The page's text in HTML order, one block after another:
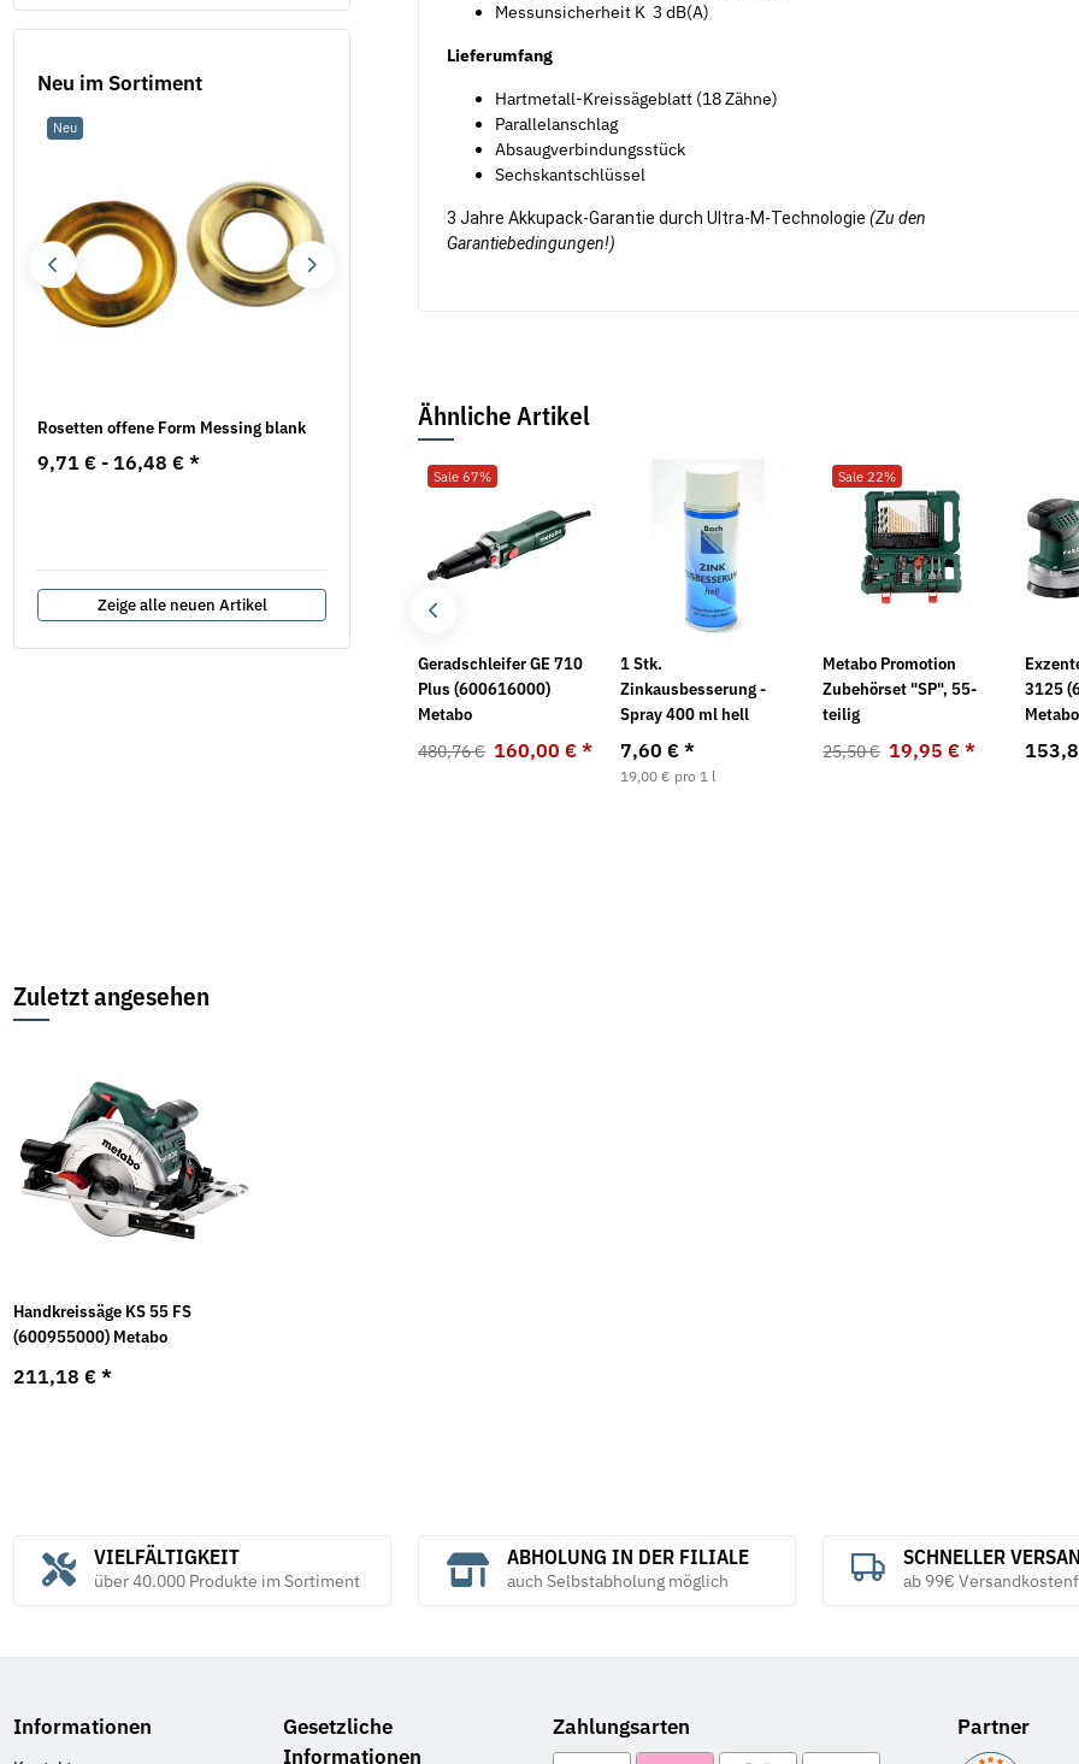
Messunsicherheit K 3 dB(A)
Lieferumfang
Hartmetall-Kreissägeblatt (18 Zähne)
Parallelanschlag
Absaugverbindungsstück
Sechskantschlüssel
3 Jahre Akkupack-Garantie durch Ultra-M-Technologie (Zu den
Garantiebedingungen!)
Ähnliche Artikel
Sale 67%
Geradschleifer GE 710
Plus (600616000)
Metabo
480,76 € 160,00 € *
1 Stk.
Zinkausbesserung -
Spray 400 ml hell
7,60 €*
19,00 € pro 1 l
Sale 22%
Metabo Promotion
Zubehörset "SP", 55-
teilig
25,50 € 19,95 € *
3125
Metabo
Neu im Sortiment
Neu
Rosetten offene Form Messing blank
9,71 € - 16,48 € *
200 Stück Fensterbankschrauben
Diamanttrennscheiben
687,82 €
Zeige alle neuen Artikel
Zuletzt angesehen
Handkreissäge KS 55 FS
(600955000) Metabo
211,18 €*
VIELFÄLTIGKEIT
über 40.000 Produkte im Sortiment
ABHOLUNG IN DER FILIALE
auch Selbstabholung möglich
SCHNELLER
ab 99€
Informationen
Gesetzliche
Informationen
Zahlungsarten Partner